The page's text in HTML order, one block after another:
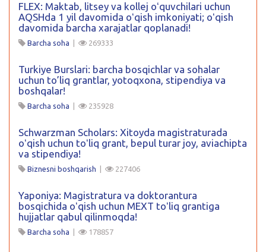
FLEX: Maktab, litsey va kollej oʻquvchilari uchun
AQSHda 1 yil davomida oʻqish imkoniyati; oʻqish
davomida barcha xarajatlar qoplanadi!
Barcha soha 269333
Turkiye Burslari: barcha bosqichlar va sohalar
uchun to’liq grantlar, yotoqxona, stipendiya va
boshqalar!
Barcha soha 235928
Schwarzman Scholars: Xitoyda magistraturada
oʻqish uchun toʻliq grant, bepul turar joy, aviachipta
va stipendiya!
Biznesni boshqarish 227406
Yaponiya: Magistratura va doktorantura
bosqichida oʻqish uchun MEXT toʻliq grantiga
hujjatlar qabul qilinmoqda!
Barcha soha 178857